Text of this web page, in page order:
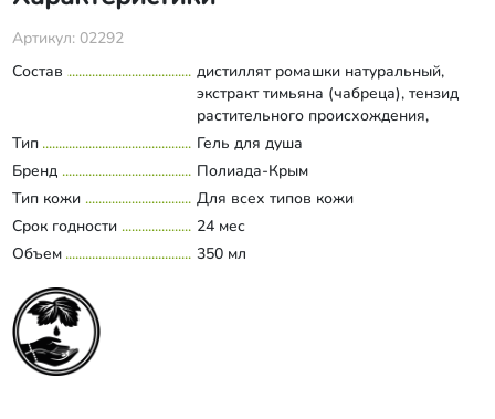
Артикул: 02292
Состав
дистиллят ромашки натуральный,
экстракт тимьяна (чабреца), тензид
растительного происхождения,
кокамид ДЭА, соль морская розовая,
масла косметические из
растительного сырья (миндаль
сладкий, из виноградных косточек,
жожоба), масла эфирные
натуральные (шалфей мускатный,
Развернуть состав
Тип
Гель для душа
Бренд
Полиада-Крым
Тип кожи
Для всех типов кожи
Срок годности
24 мес
Объем
350 мл